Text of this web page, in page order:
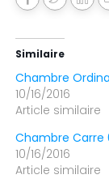
Similaire
Chambre
10/16/2016
Article similaire
Chambre Carre
10/16/2016
Article similaire